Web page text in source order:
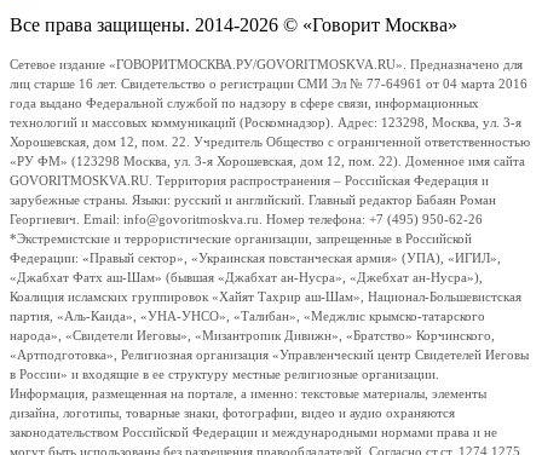
Все права защищены. 2014-2026 © «Говорит Москва»
Сетевое издание «ГОВОРИТМОСКВА.РУ/GOVORITMOSKVA.RU». Предназначено для
лиц старше 16 лет. Свидетельство о регистрации СМИ Эл № 77-64961 от 04 марта 2016
года выдано Федеральной службой по надзору в сфере связи, информационных
технологий и массовых коммуникаций (Роскомнадзор). Адрес: 123298, Москва, ул. 3-я
Хорошевская, дом 12, пом. 22. Учредитель Общество с ограниченной ответственностью
«РУ ФМ» (123298 Москва, ул. 3-я Хорошевская, дом 12, пом. 22). Доменное имя сайта
GOVORITMOSKVA.RU. Территория распространения – Российская Федерация и
зарубежные страны. Языки: русский и английский. Главный редактор Бабаян Роман
Георгиевич. Email: info@govoritmoskva.ru. Номер телефона: +7 (495) 950-62-26
*Экстремистские и террористические организации, запрещенные в Российской
Федерации: «Правый сектор», «Украинская повстанческая армия» (УПА), «ИГИЛ»,
«Джабхат Фатх аш-Шам» (бывшая «Джабхат ан-Нусра», «Джебхат ан-Нусра»),
Коалиция исламских группировок «Хайят Тахрир аш-Шам», Национал-Большевистская
партия, «Аль-Каида», «УНА-УНСО», «Талибан», «Меджлис крымско-татарского
народа», «Свидетели Иеговы», «Мизантропик Дивижн», «Братство» Корчинского,
«Артподготовка», Религиозная организация «Управленческий центр Свидетелей Иеговы
в России» и входящие в ее структуру местные религиозные организации.
Информация, размещенная на портале, а именно: текстовые материалы, элементы
дизайна, логотипы, товарные знаки, фотографии, видео и аудио охраняются
законодательством Российской Федерации и международными нормами права и не
могут быть использованы без разрешения правообладателей. Согласно ст.ст. 1274,1275